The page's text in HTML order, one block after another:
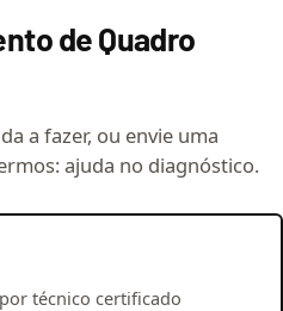
de Quadro
a fazer, ou envie uma
ajuda no diagnóstico.
técnico certificado